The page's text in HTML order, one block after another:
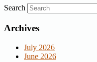
Search
Archives
July 2026
June 2026